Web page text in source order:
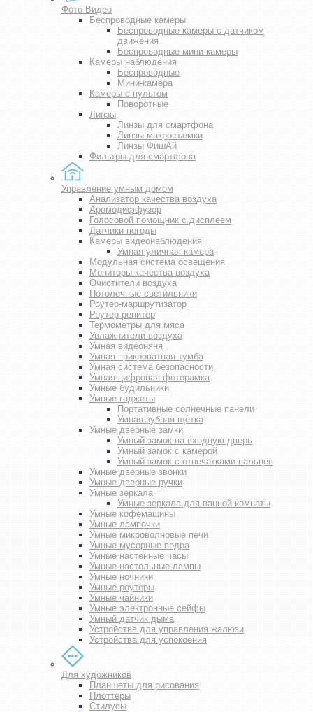
Фото-Видео
Беспроводные камеры
Беспроводные камеры с датчиком
движения
Беспроводные мини-камеры
Камеры наблюдения
Беспроводные
Мини-камера
Камеры с пультом
Поворотные
Линзы
Линзы для смартфона
Линзы макросъемки
Линзы ФишАй
Фильтры для смартфона
Управление умным домом
Анализатор качества воздуха
Аромодиффузор
Голосовой помощник с дисплеем
Датчики погоды
Камеры видеонаблюдения
Умная уличная камера
Модульная система освещения
Мониторы качества воздуха
Очистители воздуха
Потолочные светильники
Роутер-маршрутизатор
Роутер-репитер
Термометры для мяса
Увлажнители воздуха
Умная видеоняня
Умная прикроватная тумба
Умная система безопасности
Умная цифровая фоторамка
Умные будильники
Умные гаджеты
Портативные солнечные панели
Умная зубная щетка
Умные дверные замки
Умный замок на входную дверь
Умный замок с камерой
Умный замок с отпечатками пальцев
Умные дверные звонки
Умные дверные ручки
Умные зеркала
Умные зеркала для ванной комнаты
Умные кофемашины
Умные лампочки
Умные микроволновые печи
Умные мусорные ведра
Умные настенные часы
Умные настольные лампы
Умные ночники
Умные роутеры
Умные чайники
Умные электронные сейфы
Умный датчик дыма
Устройства для управления жалюзи
Устройства для успокоения
Для художников
Планшеты для рисования
Плоттеры
Стилусы